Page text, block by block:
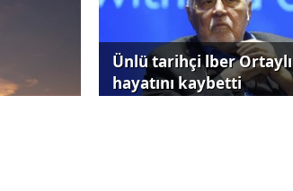
Ünlü tarihçi lber Ortaylı
hayatını kaybetti